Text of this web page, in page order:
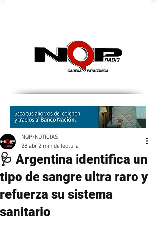
🩺 Argentina identifica un
tipo de sangre ultra raro y
refuerza su sistema
sanitario
NQP/NOTICIAS
28 abr 2 min de lectura